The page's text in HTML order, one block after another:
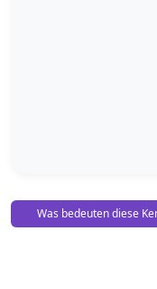
Was bedeuten diese